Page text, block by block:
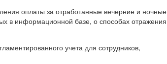
оплаты за отработанные вечерние и ночные
в информационной базе, о способах отражения
учета для сотрудников,